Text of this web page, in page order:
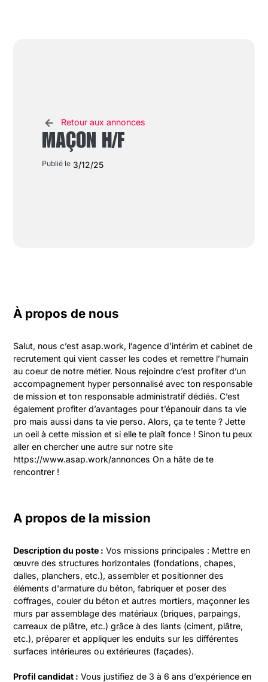
Retour aux annonces
MAÇON H/F
Publié le 3/12/25
À propos de nous
Salut, nous c’est asap.work, l’agence d’intérim et cabinet de
recrutement qui vient casser les codes et remettre l’humain
au coeur de notre métier. Nous rejoindre c’est profiter d’un
accompagnement hyper personnalisé avec ton responsable
de mission et ton responsable administratif dédiés. C’est
également profiter d’avantages pour t’épanouir dans ta vie
pro mais aussi dans ta vie perso. Alors, ça te tente ? Jette
un oeil à cette mission et si elle te plaît fonce ! Sinon tu peux
aller en chercher une autre sur notre site
https://www.asap.work/annonces On a hâte de te
rencontrer !
A propos de la mission
Description du poste : Vos missions principales : Mettre en
œuvre des structures horizontales (fondations, chapes,
dalles, planchers, etc.), assembler et positionner des
éléments d'armature du béton, fabriquer et poser des
coffrages, couler du béton et autres mortiers, maçonner les
murs par assemblage des matériaux (briques, parpaings,
carreaux de plâtre, etc.) grâce à des liants (ciment, plâtre,
etc.), préparer et appliquer les enduits sur les différentes
surfaces intérieures ou extérieures (façades).
Profil candidat : Vous justifiez de 3 à 6 ans d’expérience en